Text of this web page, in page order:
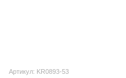
Артикул: KR0893-53